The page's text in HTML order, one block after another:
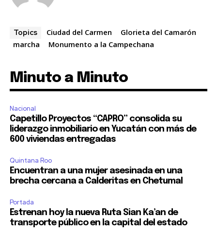
Topics Ciudad del Carmen
Glorieta del Camarón
marcha
Monumento a la Campechana
Minuto a Minuto
Nacional
Capetillo Proyectos “CAPRO” consolida su
liderazgo inmobiliario en Yucatán con más de
600 viviendas entregadas
Quintana Roo
Encuentran a una mujer asesinada en una
brecha cercana a Calderitas en Chetumal
Portada
Estrenan hoy la nueva Ruta Sian Ka’an de
transporte público en la capital del estado